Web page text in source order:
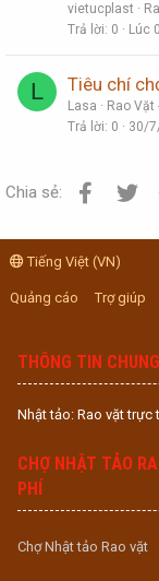
vietucplast
Trả lời 0 Lúc
L Tiêu chí
Lasa
Rao Vặt
Trả lời 0 30/
Chia sẻ:
Tiếng Việt (VN)
Quảng cáo Trợ giúp
THÔNG TIN CHUNG
Nhật tảo: Rao vặt trực
CHỢ NHẬT TẢO
PHÍ
Chợ Nhật tảo Rao vặt